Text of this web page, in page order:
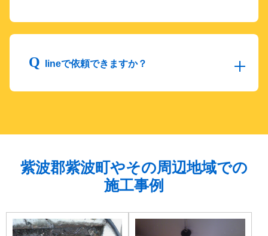
lineで依頼できますか？
紫波郡紫波町やその周辺地域での
施工事例